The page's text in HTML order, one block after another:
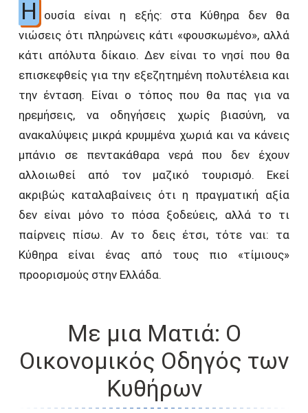
Η
ουσία είναι η εξής: στα Κύθηρα δεν θα
νιώσεις ότι πληρώνεις κάτι «φουσκωμένο», αλλά
κάτι απόλυτα δίκαιο. Δεν είναι το νησί που θα
επισκεφθείς για την εξεζητημένη πολυτέλεια και
την ένταση. Είναι ο τόπος που θα πας για να
ηρεμήσεις, να οδηγήσεις χωρίς βιασύνη, να
ανακαλύψεις μικρά κρυμμένα χωριά και να κάνεις
μπάνιο σε πεντακάθαρα νερά που δεν έχουν
αλλοιωθεί από τον μαζικό τουρισμό. Εκεί
ακριβώς καταλαβαίνεις ότι η πραγματική αξία
δεν είναι μόνο το πόσα ξοδεύεις, αλλά το τι
παίρνεις πίσω. Αν το δεις έτσι, τότε ναι: τα
Κύθηρα είναι ένας από τους πιο «τίμιους»
προορισμούς στην Ελλάδα.
Με μια Ματιά: Ο
Οικονομικός Οδηγός των
Κυθήρων